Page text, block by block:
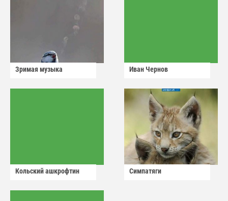
Зримая музыка Иван Чернов
Кольский ашкрофтин Симпатяги